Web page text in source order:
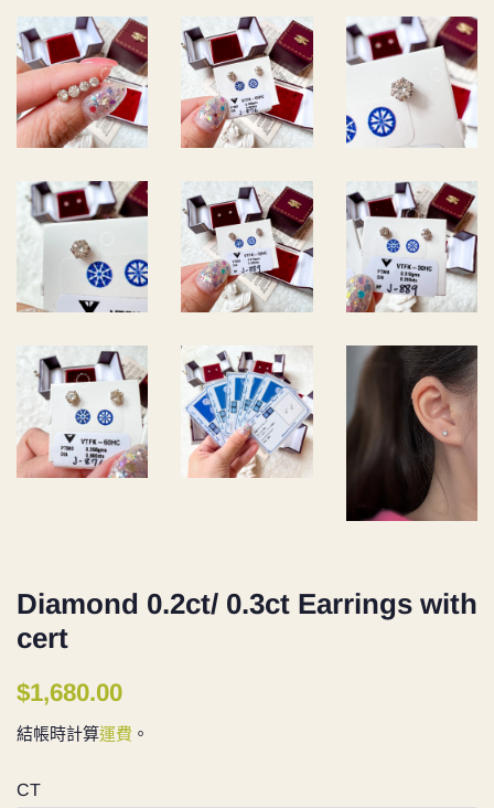
Diamond 0.2ct/ 0.3ct Earrings with
cert
定
$1,680.00
結帳時計算運費 。
CT